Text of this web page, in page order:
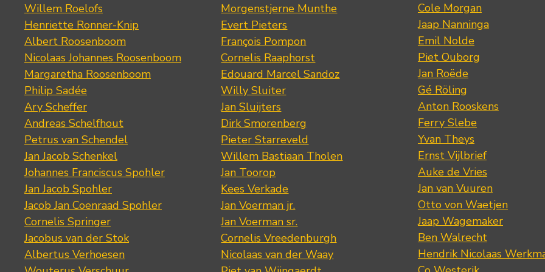
Willem Roelofs
Henriette Ronner-Knip
Albert Roosenboom
Nicolaas Johannes Roosenboom
Margaretha Roosenboom
Philip Sadée
Ary Scheffer
Andreas Schelfhout
Petrus van Schendel
Jan Jacob Schenkel
Johannes Franciscus Spohler
Jan Jacob Spohler
Jacob Jan Coenraad Spohler
Cornelis Springer
Jacobus van der Stok
Albertus Verhoesen
Morgenstjerne Munthe
Evert Pieters
François Pompon
Cornelis Raaphorst
Edouard Marcel Sandoz
Willy Sluiter
Jan Sluijters
Dirk Smorenberg
Pieter Starreveld
Willem Bastiaan Tholen
Jan Toorop
Kees Verkade
Jan Voerman jr.
Jan Voerman sr.
Cornelis Vreedenburgh
Nicolaas van der Waay
Cole Morgan
Jaap Nanninga
Emil Nolde
Piet Ouborg
Jan Roëde
Gé Röling
Anton Rooskens
Ferry Slebe
Yvan Theys
Ernst Vijlbrief
Auke de Vries
Jan van Vuuren
Otto von Waetjen
Jaap Wagemaker
Ben Walrecht
Hendrik Nicolaas